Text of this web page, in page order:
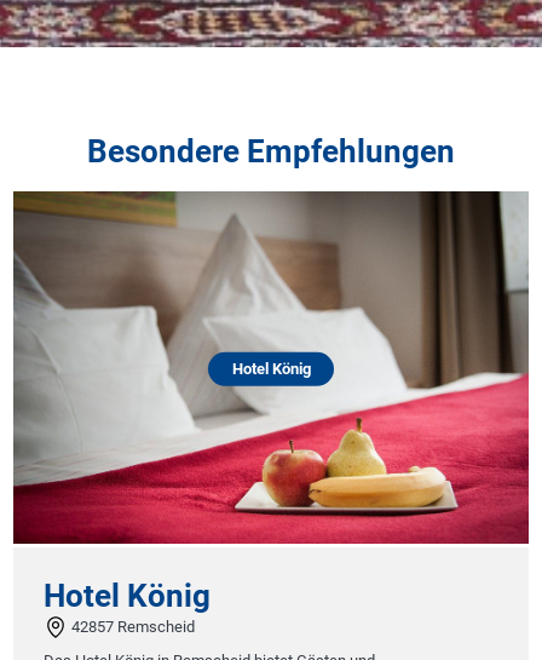
Besondere Empfehlungen
Hotel König
Hotel König
42857 Remscheid